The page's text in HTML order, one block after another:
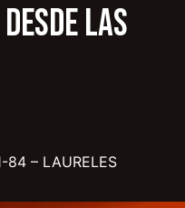
LAS
84 – LAURELES